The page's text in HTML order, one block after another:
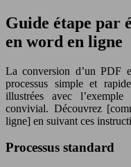
Guide étape par
en word en ligne
La conversion d’un PDF
processus simple et
illustrées avec
convivial. Découvrez
ligne] en suivant ces
Processus standard